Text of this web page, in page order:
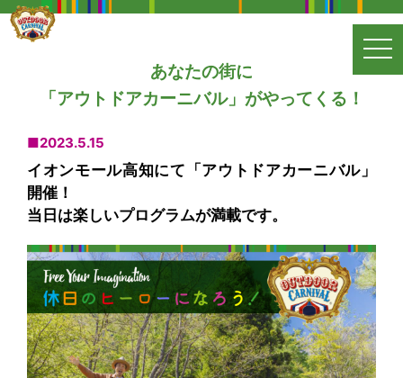
ーニバ
t
o
あなたの街に
「アウトドアカーニバル」がやってくる！
■2023.5.15
イオンモール高知にて「アウトドアカーニバル」
開催！
当日は楽しいプログラムが満載です。